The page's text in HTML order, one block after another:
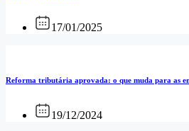
17/01/2025
Reforma tributária aprovada: o que muda para as
19/12/2024